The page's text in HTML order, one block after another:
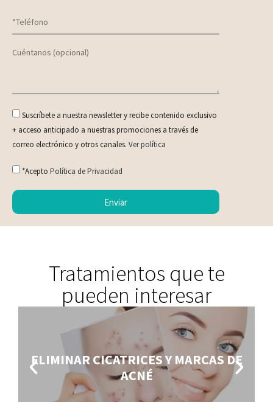
Suscríbete a nuestra newsletter y recibe contenido exclusivo
+ acceso anticipado a nuestras promociones a través de
correo electrónico y otros canales. Ver política
*Acepto Política de Privacidad
Enviar
Tratamientos que te
pueden interesar
ELIMINAR CICATRICES Y MARCAS DE
ACNÉ